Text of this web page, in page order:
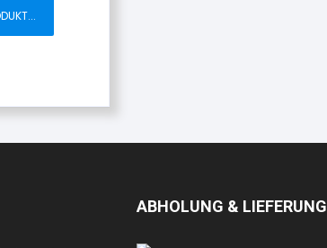
ABHOLUNG & LIEFERUNG